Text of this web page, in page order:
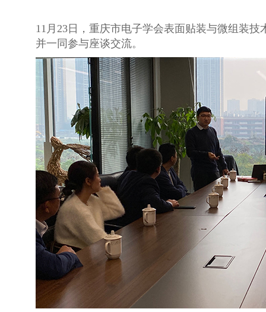
11月23日，重庆市电子学会表面贴装与微组装
并一同参与座谈交流。